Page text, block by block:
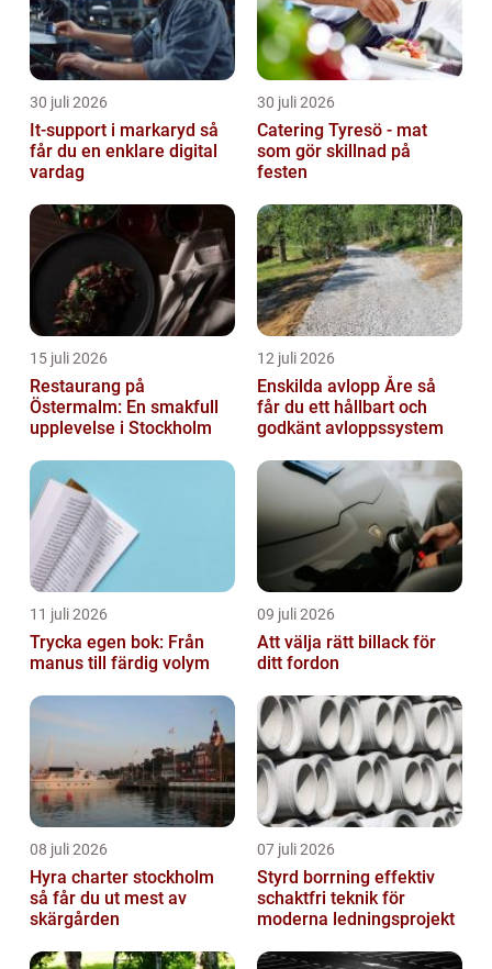
30 juli 2026
It-support i markaryd så
får du en enklare digital
vardag
30 juli 2026
Catering Tyresö - mat
som gör skillnad på
festen
15 juli 2026
Restaurang på
Östermalm: En smakfull
upplevelse i Stockholm
12 juli 2026
Enskilda avlopp Åre så
får du ett hållbart och
godkänt avloppssystem
11 juli 2026
Trycka egen bok: Från
manus till färdig volym
09 juli 2026
Att välja rätt billack för
ditt fordon
08 juli 2026
Hyra charter stockholm
så får du ut mest av
skärgården
07 juli 2026
Styrd borrning effektiv
schaktfri teknik för
moderna ledningsprojekt